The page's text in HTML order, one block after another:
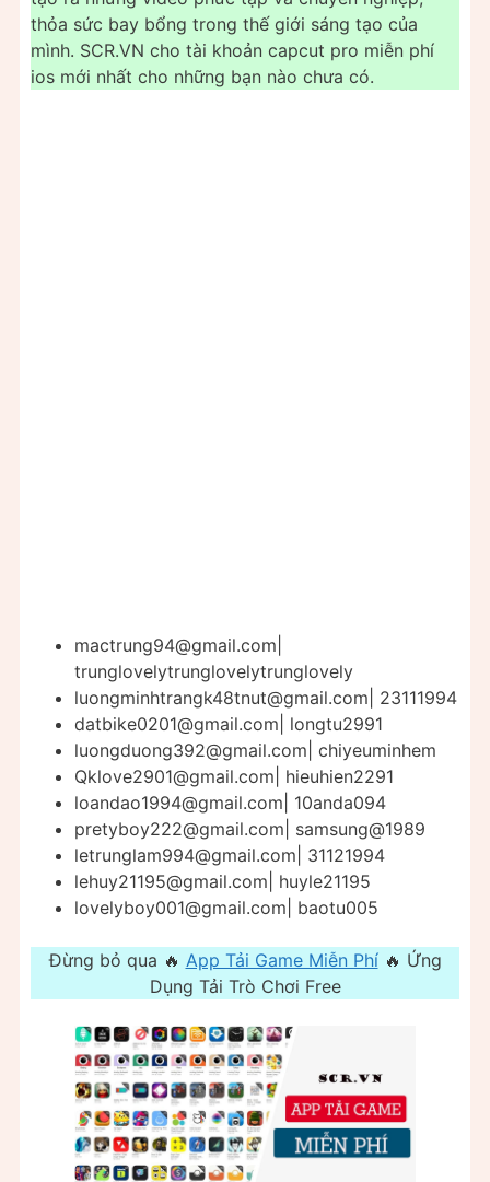
thỏa sức bay bổng trong thế giới sáng tạo của
mình. SCR.VN cho tài khoản capcut pro miễn phí
ios mới nhất cho những bạn nào chưa có.
mactrung94@gmail.com
trunglovelytrunglovelytrunglovely
luongminhtrangk48tnut@gmail.com | 23111994
datbike0201@gmail.com | longtu2991
luongduong392@gmail.com | chiyeuminhem
Qklove2901@gmail.com | hieuhien2291
loandao1994@gmail.com | 10anda094
pretyboy222@gmail.com | samsung@1989
letrunglam994@gmail.com | 31121994
lehuy21195@gmail.com | huyle21195
lovelyboy001@gmail.com | baotu005
Đừng bỏ qua 🔥 App Tải Game Miễn Phí🔥 Ứng
Dụng Tải Trò Chơi Free